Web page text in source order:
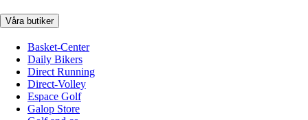
Våra butiker
Basket-Center
Daily Bikers
Direct Running
Direct-Volley
Espace Golf
Galop Store